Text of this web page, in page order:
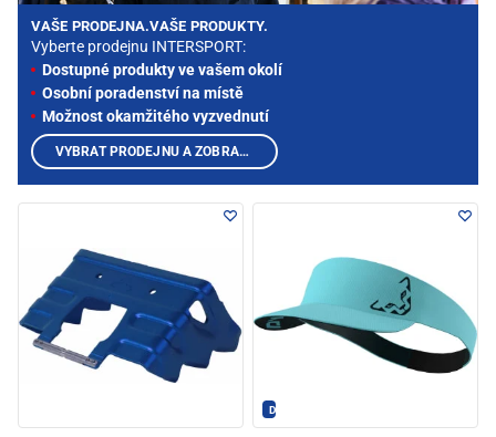
Dynafit - PEC POD SNĚŽKOU
VAŠE PRODEJNA.VAŠE PRODUKTY.
Vyberte prodejnu INTERSPORT:
Dostupné produkty ve vašem okolí
Osobní poradenství na místě
Možnost okamžitého vyzvednutí
VYBRAT PRODEJNU A ZOBRAZIT PRODUKTY